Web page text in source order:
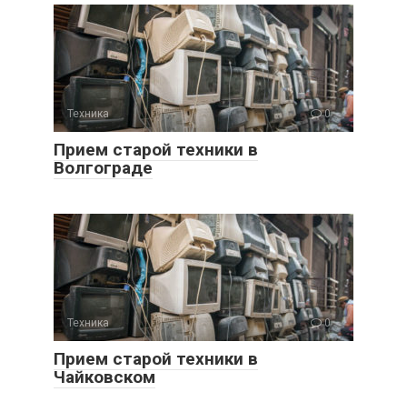
Техника 0
Прием старой техники в
Волгограде
Техника 0
Прием старой техники в
Чайковском